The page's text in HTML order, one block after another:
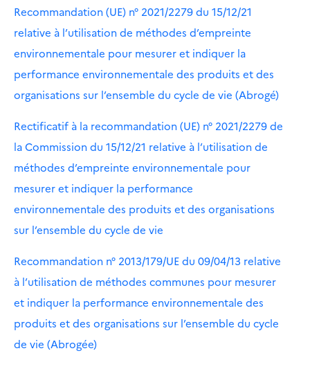
Recommandation (UE) n° 2021/2279 du 15/12/21
relative à l’utilisation de méthodes d’empreinte
environnementale pour mesurer et indiquer la
performance environnementale des produits et des
organisations sur l’ensemble du cycle de vie (Abrogé)
Rectificatif à la recommandation (UE) n° 2021/2279 de
la Commission du 15/12/21 relative à l’utilisation de
méthodes d’empreinte environnementale pour
mesurer et indiquer la performance
environnementale des produits et des organisations
sur l’ensemble du cycle de vie
Recommandation n° 2013/179/UE du 09/04/13 relative
à l’utilisation de méthodes communes pour mesurer
et indiquer la performance environnementale des
produits et des organisations sur l’ensemble du cycle
de vie (Abrogée)